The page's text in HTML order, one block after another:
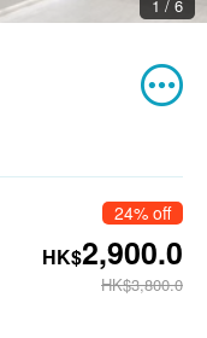
2 / 6
24% off
HK$2,900.0
HK$3,800.0